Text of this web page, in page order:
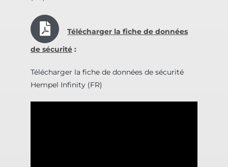
Télécharger la fiche de données
de sécurité:
Télécharger la fiche de données de sécurité
Hempel Infinity (FR)